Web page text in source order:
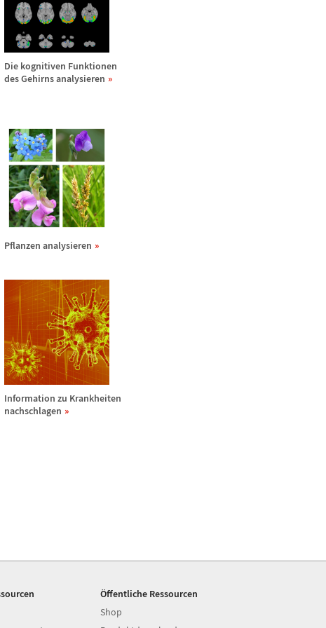
Die kognitiven Funktionen
des Gehirns analysieren
Pflanzen analysieren
Information zu Krankheiten
nachschlagen
Öffentliche Ressourcen
Shop